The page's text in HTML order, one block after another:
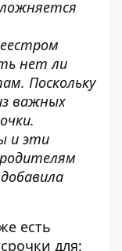
нет ли
Поскольку
важных
и эти
есть
для: